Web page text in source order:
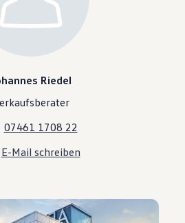
Riedel
07461 1708 22
E-Mail schreiben